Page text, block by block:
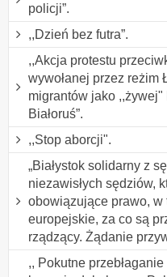
policji”.
,,Dzień bez futra”.
,,Akcja protestu
wywołanej przez reżim
migrantów jako
Białoruś”.
,,Stop aborcji".
„Białystok solidarny z
niezawisłych sędziów,
obowiązujące prawo, w
europejskie, za co są
rządzący. Żądanie
,, Pokutne